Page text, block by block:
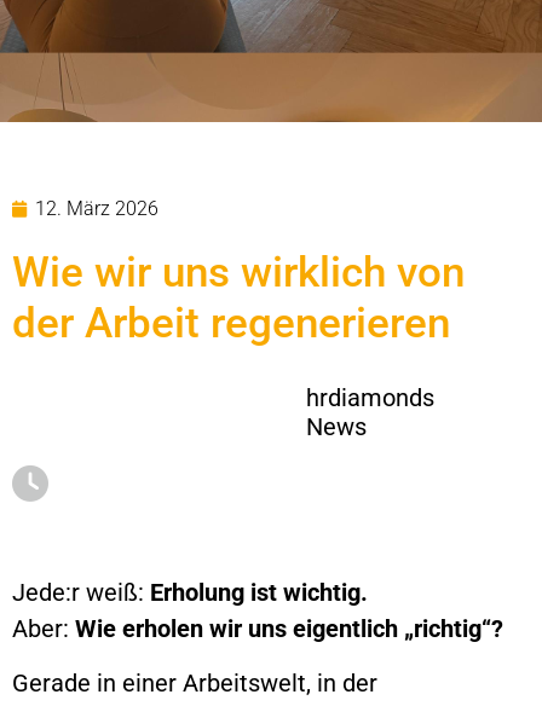
12. März 2026
Wie wir uns wirklich von
der Arbeit regenerieren
hrdiamonds
News
Jede:r weiß: Erholung ist wichtig.
Aber: Wie erholen wir uns eigentlich „richtig“?
Gerade in einer Arbeitswelt, in der